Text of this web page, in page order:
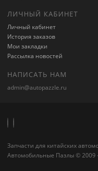
ЛИЧНЫЙ КАБИНЕТ
Личный кабинет
История заказов
Мои закладки
Рассылка новостей
НАПИСАТЬ НАМ
admin@autopazzle.ru
Запчасти для китайских
Автомобильные Пазлы © 2009